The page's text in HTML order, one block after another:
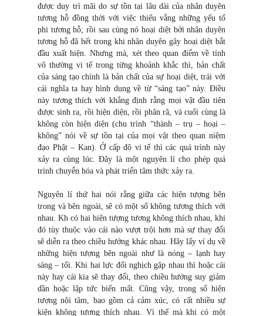
được duy trì mãi do sự tồn tại lâu dài của nhân duyên
tương hỗ đồng thời với việc thiếu vắng những yếu tố
phi tương hỗ; rồi sau cùng nó hoại diệt bởi nhân duyên
tương hỗ đã hết trong khi nhân duyên gây hoại diệt bắt
đầu xuất hiện. Nhưng mà, xét theo quan điểm về tính
vô thường vi tế trong từng khoảnh khắc thì, bản chất
của sáng tạo chính là bản chất của sự hoại diệt, trái với
cái nghĩa ta hay hình dung về từ “sáng tạo” này. Điều
này tương thích với khẳng định rằng mọi vật đầu tiên
được sinh ra, rồi hiện diện, rồi phân rã, và cuối cùng là
không còn hiện diện (chu trình “thành – trụ – hoại –
không” nói về sự tồn tại của mọi vật theo quan niệm
đạo Phật – Kan). Ở cấp độ vi tế thì các quá trình này
xảy ra cùng lúc. Đây là một nguyên lí cho phép quá
trình chuyển hóa và phát triển tâm thức xảy ra.
Nguyên lí thứ hai nói rằng giữa các hiện tượng bên
trong và bên ngoài, sẽ có một số không tương thích với
nhau. Kh có hai hiện tượng tương không thích nhau, khi
đó tùy thuộc vào cái nào vượt trội hơn mà sự thay đổi
sẽ diễn ra theo chiều hướng khác nhau. Hãy lấy ví dụ về
những hiện tượng bên ngoài như là nóng – lạnh hay
sáng – tối. Khi hai lực đối nghịch gặp nhau thì hoặc cái
này hay cái kia sẽ thay đổi, theo chiều hướng suy giảm
dần hoặc lập tức biến mất. Cũng vậy, trong số hiện
tượng nội tâm, bao gồm cả cảm xúc, có rất nhiều sự
kiện không tương thích nhau. Vì thế mà khi có một